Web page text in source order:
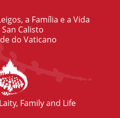
a Família e a Vida
San Calisto
do Vaticano
Family and Life